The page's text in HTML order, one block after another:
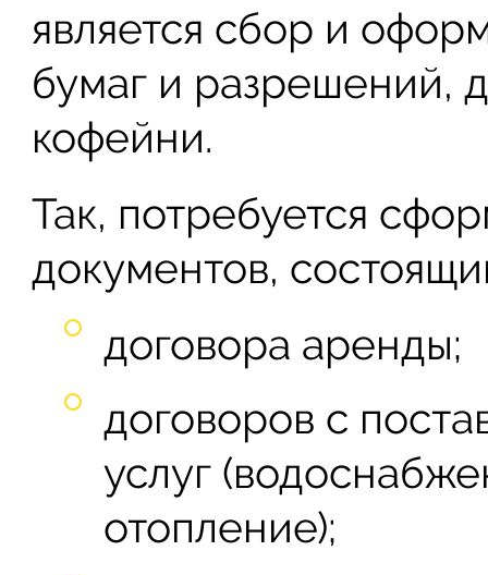
является сбор и
бумаг и разрешений,
кофейни.
Так, потребуется
документов,
договора аренды;
договоров с
услуг
отопление);